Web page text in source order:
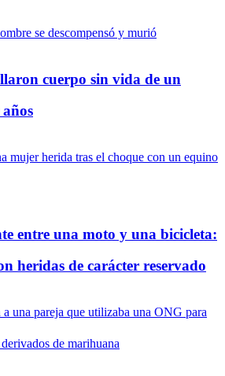
cuerpo sin vida de un
entre una moto y una bicicleta:
heridas de carácter reservado